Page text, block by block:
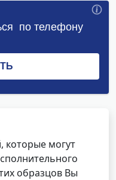
которые могут
образцов Вы